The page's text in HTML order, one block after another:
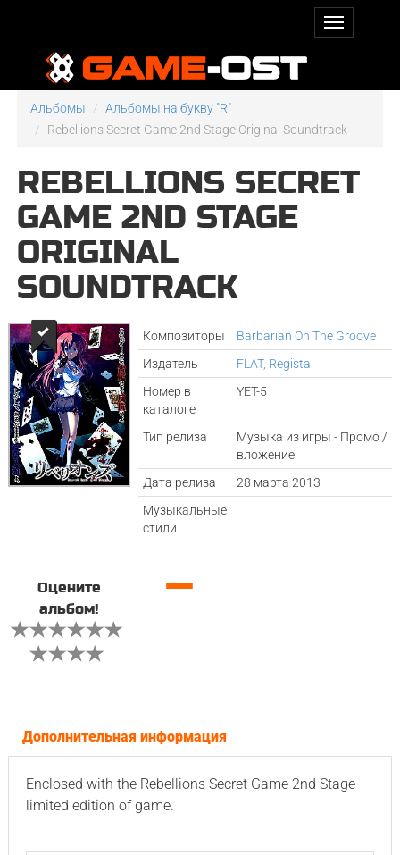
Альбомы
Альбомы на букву "R"
Rebellions Secret Game 2nd Stage Original Soundtrack
REBELLIONS SECRET
GAME 2ND STAGE
ORIGINAL
SOUNDTRACK
Композиторы
Barbarian On The Groove
Издатель
FLAT, Regista
Номер в
каталоге
YET-5
Тип релиза
Музыка из игры - Промо /
вложение
Дата релиза
28 марта 2013
Музыкальные
стили
Оцените
альбом!
—
Дополнительная информация
Enclosed with the Rebellions Secret Game 2nd Stage
limited edition of game.